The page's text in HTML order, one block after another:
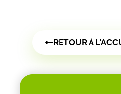
RETOUR À